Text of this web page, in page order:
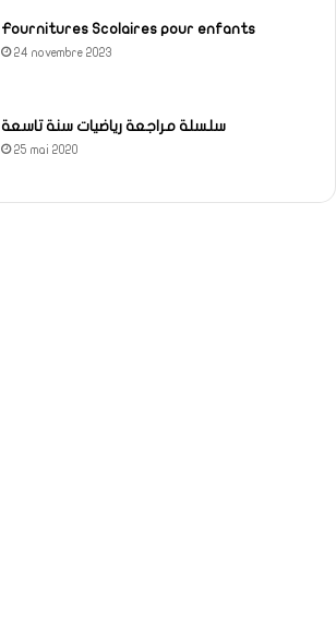
Fournitures Scolaires pour enfants
24 novembre 2023
سلسلة مراجعة رياضيات سنة تاسعة
25 mai 2020